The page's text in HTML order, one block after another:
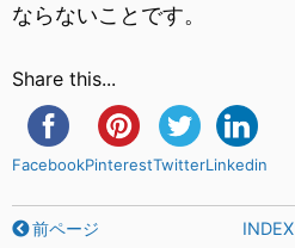
ならないことです。
Share this...
FacebookPinterestTwitterLinkedin
前ページ INDEX